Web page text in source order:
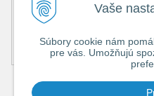
Vaše
Súbory cookie nám
pre vás. Umožňujú
Popis:
Cena bez DPH
Cena s DPH
115,20 €
Dostupnosť:
Na objednávku